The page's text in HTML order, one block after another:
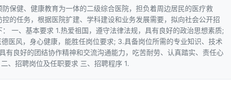
保健、健康教育为一体的二级综合医院，担负着周边居民的医疗救
的任务，根据医院扩建、学科建设和业务发展需要，拟向社会公开招
一、基本要求 1.热爱祖国，遵守法律法规，具有良好的政治思想素质;
医风，身心健康，能胜任岗位要求; 3.具备岗位所需的专业知识、技术
有良好的团结协作精神和交流沟通能力，吃苦耐劳、认真踏实、责任心
、招聘岗位及任职要求 三、招聘程序 1.